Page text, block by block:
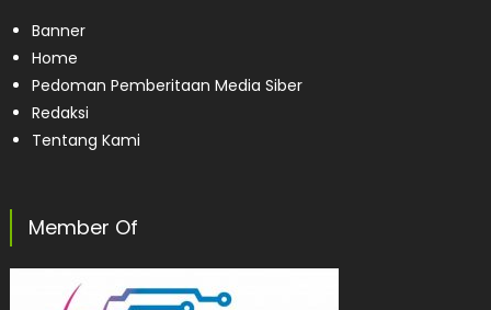
Banner
Home
Pedoman Pemberitaan Media Siber
Redaksi
Tentang Kami
Member Of